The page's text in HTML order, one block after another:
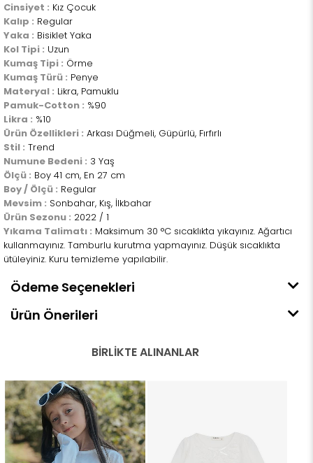
Cinsiyet : Kız Çocuk
Kalıp : Regular
Yaka : Bisiklet Yaka
Kol Tipi : Uzun
Kumaş Tipi : Örme
Kumaş Türü : Penye
Materyal : Likra, Pamuklu
Pamuk-Cotton : %90
Likra : %10
Ürün Özellikleri : Arkası Düğmeli, Güpürlü, Fırfırlı
Stil : Trend
Numune Bedeni : 3 Yaş
Ölçü : Boy 41 cm, En 27 cm
Boy / Ölçü : Regular
Mevsim : Sonbahar, Kış, İlkbahar
Ürün Sezonu : 2022 / 1
Yıkama Talimatı : Maksimum 30 °C sıcaklıkta yıkayınız. Ağartıcı
kullanmayınız. Tamburlu kurutma yapmayınız. Düşük sıcaklıkta
ütüleyiniz. Kuru temizleme yapılabilir.
Ödeme Seçenekleri
Ürün Önerileri